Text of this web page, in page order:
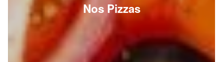
Nos Pizzas